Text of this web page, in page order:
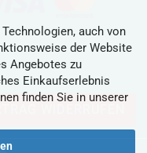
auch von
der Website
Angebotes zu
Einkaufserlebnis
finden Sie in unserer